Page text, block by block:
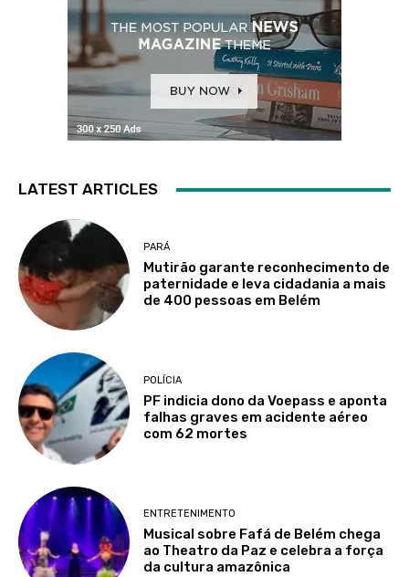
LATEST ARTICLES
PARÁ
Mutirão garante reconhecimento de
paternidade e leva cidadania a mais
de 400 pessoas em Belém
POLÍCIA
PF indicia dono da Voepass e aponta
falhas graves em acidente aéreo
com 62 mortes
ENTRETENIMENTO
Musical sobre Fafá de Belém chega
ao Theatro da Paz e celebra a força
da cultura amazônica